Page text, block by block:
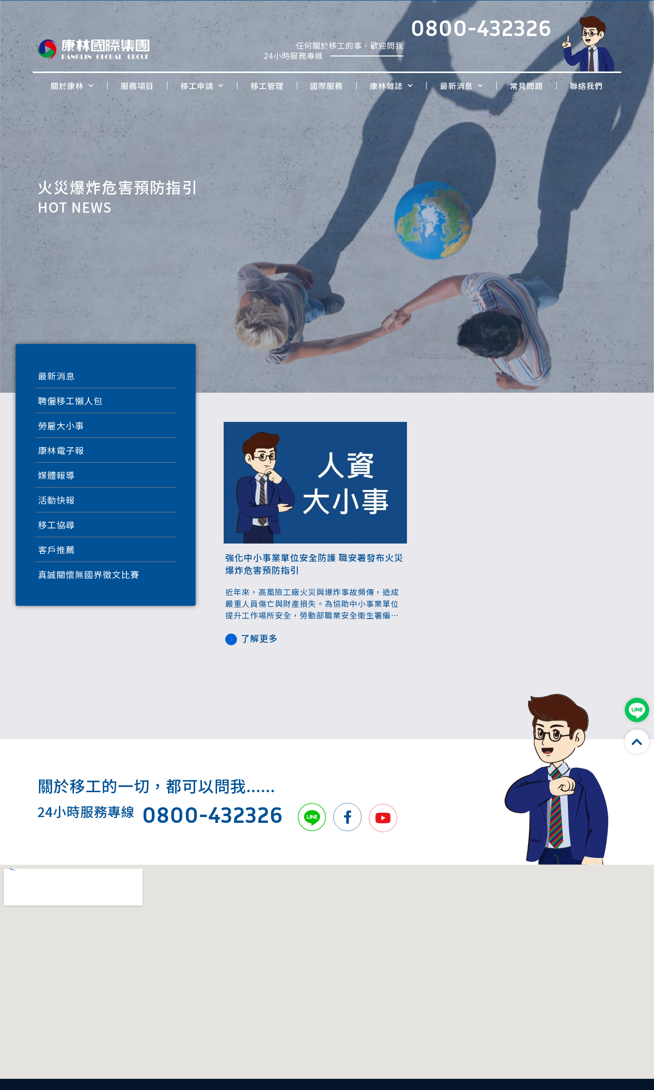
任何關於移工的事，歡迎問我
24小時服務專線
0800-432326
關於康林 服務項目 移工申請 移工管理 國際服務 康林雜誌 最新消息 常見問題 聯絡我們
火災爆炸危害預防指引
HOT NEWS
最新消息
聘僱移工懶人包
勞雇大小事
康林電子報
媒體報導
活動快報
移工協尋
客戶推薦
真誠關懷無國界徵文比賽
強化中小事業單位安全防護 職安署發布火災
爆炸危害預防指引
近年來，高風險工廠火災與爆炸事故頻傳，造成
嚴重人員傷亡與財產損失。為協助中小事業單位
提升工作場所安全，勞動部職業安全衛生署編撰
業單位有效評估火災爆炸的潛在危害因素、確認
了解更多
關於移工的一切，都可以問我......
24小時服務專線 0800-432326